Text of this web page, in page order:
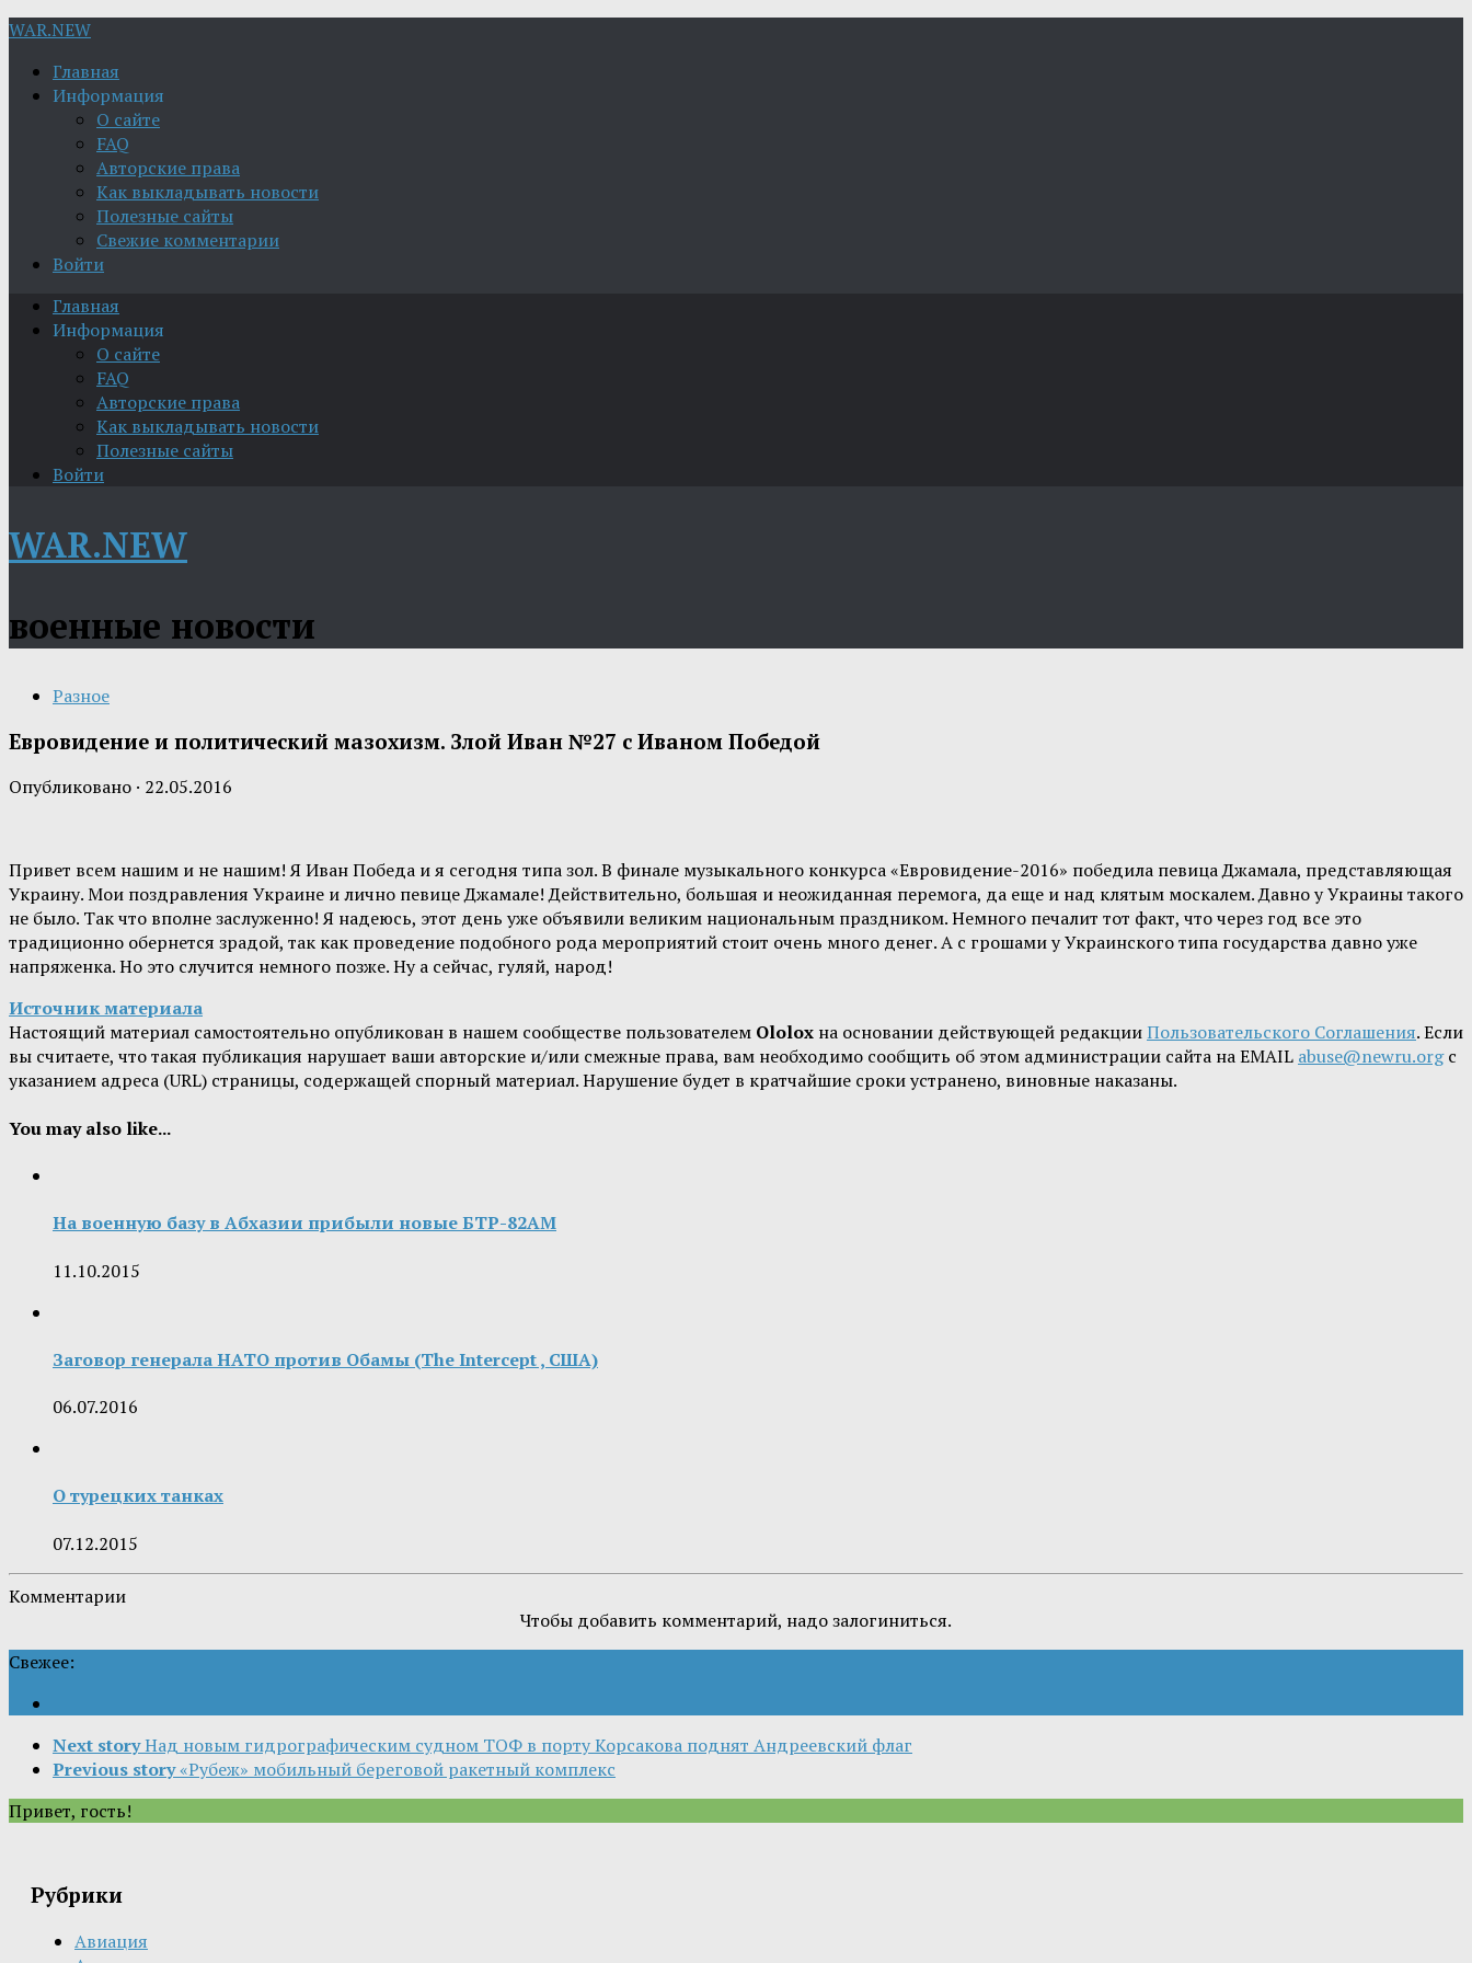
WAR.NEW
Главная
Информация
О сайте
FAQ
Авторские права
Как выкладывать новости
Полезные сайты
Свежие комментарии
Войти
Главная
Информация
О сайте
FAQ
Авторские права
Как выкладывать новости
Полезные сайты
Войти
WAR.NEW
военные новости
Разное
Евровидение и политический мазохизм. Злой Иван №27 с Иваном Победой
Опубликовано · 22.05.2016
Привет всем нашим и не нашим! Я Иван Победа и я сегодня типа зол. В финале музыкального конкурса «Евровидение-2016» победила певица Джамала, представляющая
Украину. Мои поздравления Украине и лично певице Джамале! Действительно, большая и неожиданная перемога, да еще и над клятым москалем. Давно у Украины такого
не было. Так что вполне заслуженно! Я надеюсь, этот день уже объявили великим национальным праздником. Немного печалит тот факт, что через год все это
традиционно обернется зрадой, так как проведение подобного рода мероприятий стоит очень много денег. А с грошами у Украинского типа государства давно уже
напряженка. Но это случится немного позже. Ну а сейчас, гуляй, народ!
Источник материала
Настоящий материал самостоятельно опубликован в нашем сообществе пользователем Ololox на основании действующей редакцииПользовательского Соглашения. Если
вы считаете, что такая публикация нарушает ваши авторские и/или смежные права, вам необходимо сообщить об этом администрации сайта на EMAIL abuse@newru.orgс
указанием адреса (URL) страницы, содержащей спорный материал. Нарушение будет в кратчайшие сроки устранено, виновные наказаны.
You may also like...
На военную базу в Абхазии прибыли новые БТР-82АМ
11.10.2015
Заговор генерала НАТО против Обамы (The Intercept , США)
06.07.2016
О турецких танках
07.12.2015
Комментарии
Чтобы добавить комментарий, надо залогиниться.
Свежее:
Next storyНад новым гидрографическим судном ТОФ в порту Корсакова поднят Андреевский флаг
Previous story«Рубеж» мобильный береговой ракетный комплекс
Привет, гость!
Рубрики
Авиация